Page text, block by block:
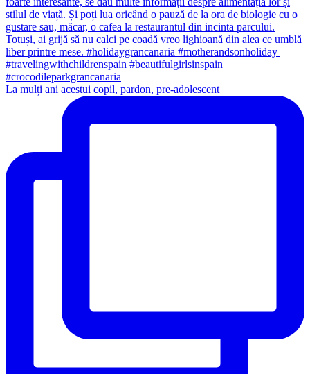
La mulți ani acestui copil, pardon, pre-adolescent